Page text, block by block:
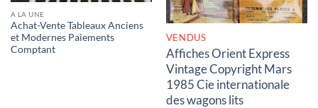
A LA UNE
Achat-Vente Tableaux Anciens
et Modernes Paiements
Comptant
VENDUS
Affiches Orient Express
Vintage Copyright Mars
1985 Cie internationale
des wagons lits